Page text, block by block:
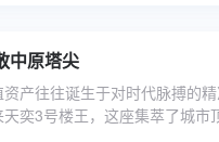
中原塔尖
产往往诞生于对时代脉搏的
奕3号楼王，这座集萃了城市